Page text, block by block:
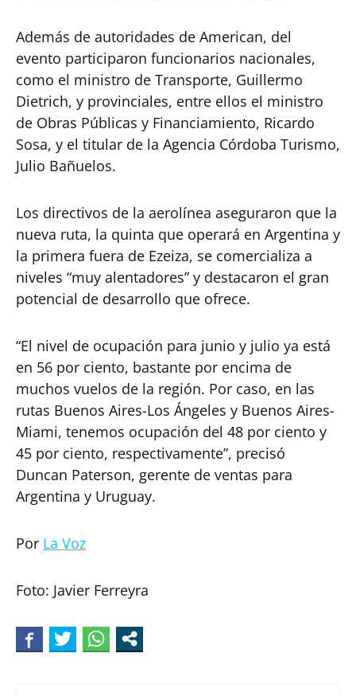
Además de autoridades de American, del
evento participaron funcionarios nacionales,
como el ministro de Transporte, Guillermo
Dietrich, y provinciales, entre ellos el ministro
de Obras Públicas y Financiamiento, Ricardo
Sosa, y el titular de la Agencia Córdoba Turismo,
Julio Bañuelos.
Los directivos de la aerolínea aseguraron que la
nueva ruta, la quinta que operará en Argentina y
la primera fuera de Ezeiza, se comercializa a
niveles “muy alentadores” y destacaron el gran
potencial de desarrollo que ofrece.
“El nivel de ocupación para junio y julio ya está
en 56 por ciento, bastante por encima de
muchos vuelos de la región. Por caso, en las
rutas Buenos Aires-Los Ángeles y Buenos Aires-
Miami, tenemos ocupación del 48 por ciento y
45 por ciento, respectivamente”, precisó
Duncan Paterson, gerente de ventas para
Argentina y Uruguay.
Por La Voz
Foto: Javier Ferreyra